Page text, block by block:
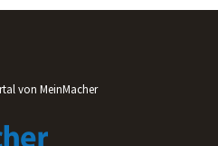
von MeinMacher